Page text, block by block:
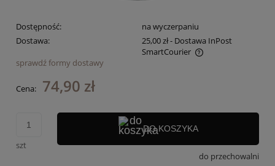
Dostępność:
na wyczerpaniu
Dostawa:
25,00 zł- Dostawa InPost
SmartCourier
Cena nie zawiera ewentualnych kosztów płatności
sprawdź formy dostawy
Cena: 74,90 zł
szt
DO KOSZYKA
do przechowalni